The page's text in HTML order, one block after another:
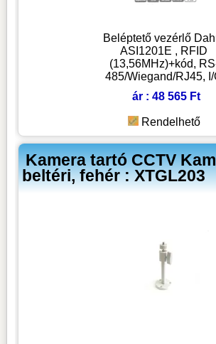
Beléptető vezérlő
ASI1201E , RFID
(13,56MHz)+kód,
485/Wiegand/RJ45, I/
ár : 48 565 Ft
Rendelhető
Kamera tartó CCTV
beltéri, fehér : XTGL203